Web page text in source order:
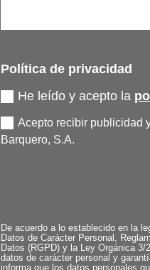
Política de privacidad
He leído y acepto la
Acepto recibir publicidad
Barquero, S.A.
De acuerdo a lo establecido en la
Datos de Carácter Personal,
Datos (RGPD) y la Ley Orgánica
datos de carácter personal y
informa que los datos personales